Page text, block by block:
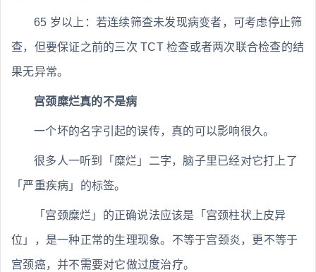
65 岁以上：若连续筛查未发现病变者，可考虑停止筛
查，但要保证之前的三次 TCT 检查或者两次联合检查的结
果无异常。
宫颈糜烂真的不是病
一个坏的名字引起的误传，真的可以影响很久。
很多人一听到「糜烂」二字，脑子里已经对它打上了
「严重疾病」的标签。
「宫颈糜烂」的正确说法应该是「宫颈柱状上皮异
位」，是一种正常的生理现象。不等于宫颈炎，更不等于
宫颈癌，并不需要对它做过度治疗。